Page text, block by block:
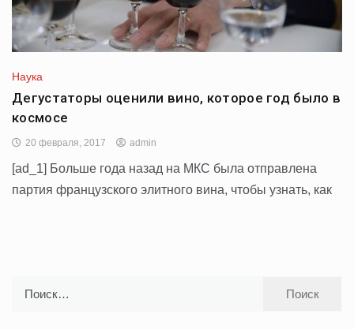
Наука
Дегустаторы оценили вино, которое год было в
космосе
20 февраля, 2017 admin
[ad_1] Больше года назад на МКС была отправлена
партия французского элитного вина, чтобы узнать, как